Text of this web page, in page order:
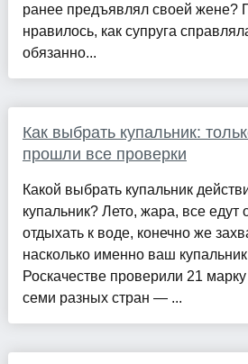
ранее предъявлял своей жене?
нравилось, как супруга
обязанно...
Как выбрать купальник:
прошли все проверки
Какой выбрать купальник
купальник? Лето, жара, все едут
отдыхать к воде, конечно же
насколько именно ваш
Роскачестве проверили 21
семи разных стран — ...